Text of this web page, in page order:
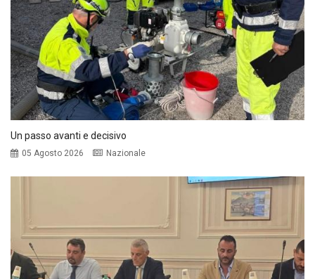
Un passo avanti e decisivo
05 Agosto 2026 Nazionale